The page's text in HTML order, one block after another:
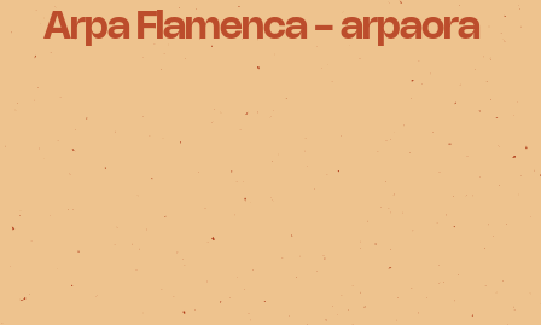
Arpa Flamenca - arpaora